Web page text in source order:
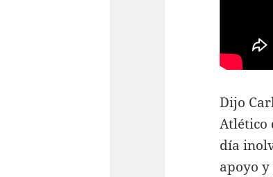
Dijo
Atlético
día
apoyo